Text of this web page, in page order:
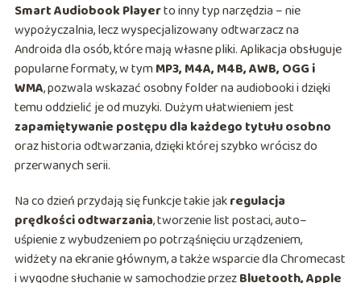
Smart Audiobook Playerto inny typ narzędzia – nie
wypożyczalnia, lecz wyspecjalizowany odtwarzacz na
Androida dla osób, które mają własne pliki. Aplikacja obsługuje
popularne formaty, w tymMP3, M4A, M4B, AWB, OGG i
WMA, pozwala wskazać osobny folder na audiobooki i dzięki
temu oddzielić je od muzyki. Dużym ułatwieniem jest
zapamiętywanie postępu dla każdego tytułu osobno
oraz historia odtwarzania, dzięki której szybko wrócisz do
przerwanych serii.
Na co dzień przydają się funkcje takie jakregulacja
prędkości odtwarzania, tworzenie list postaci, auto–
uśpienie z wybudzeniem po potrząśnięciu urządzeniem,
widżety na ekranie głównym, a także wsparcie dla Chromecast
i wygodne słuchanie w samochodzie przezBluetooth, Apple